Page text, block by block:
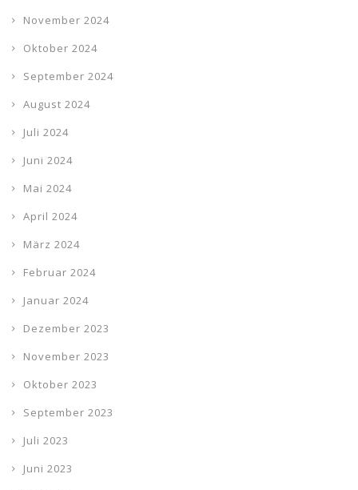
November 2024
Oktober 2024
September 2024
August 2024
Juli 2024
Juni 2024
Mai 2024
April 2024
März 2024
Februar 2024
Januar 2024
Dezember 2023
November 2023
Oktober 2023
September 2023
Juli 2023
Juni 2023